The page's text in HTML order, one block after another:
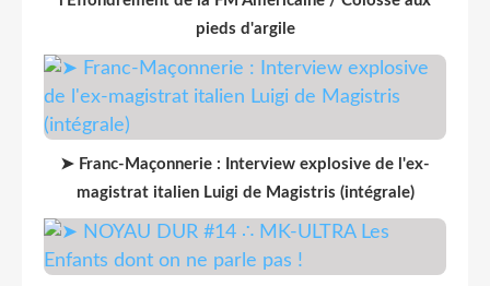
pieds d'argile
➤ Franc-Maçonnerie : Interview explosive de l'ex-
magistrat italien Luigi de Magistris (intégrale)